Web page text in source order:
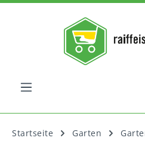
Startseite Garten